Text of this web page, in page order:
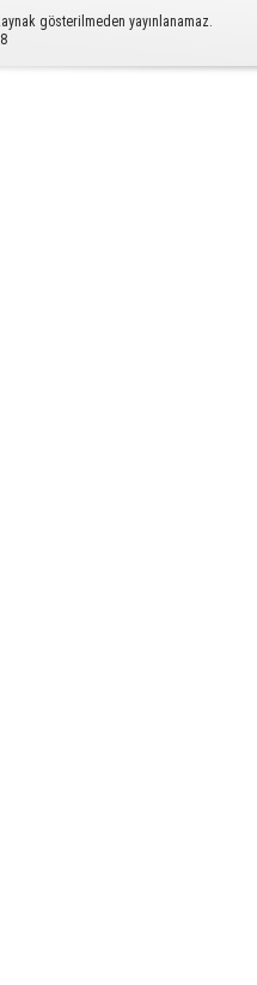
gösterilmeden yayınlanamaz.